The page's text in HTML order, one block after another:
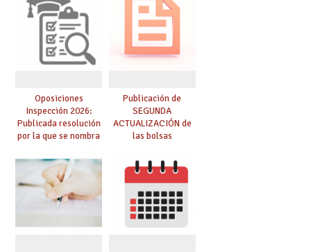
Oposiciones
Inspección 2026:
Publicada resolución
por la que se nombra
prácticas, se regulan
dichas prácticas y se
convoca acto público
de adjudicación
Publicación de
SEGUNDA
ACTUALIZACIÓN de
las bolsas
Cuerpo de Maestros
de especialidades
convocadas a
oposición